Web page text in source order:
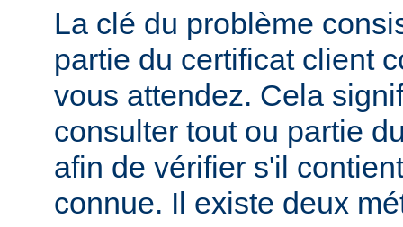
La clé du problème
partie du certificat client
vous attendez. Cela
consulter tout ou partie
afin de vérifier s'il
connue. Il existe deux